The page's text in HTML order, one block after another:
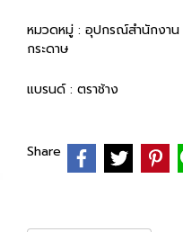
หมวดหมู่ : อุปกรณ์สำนักงาน
กระดาษ
แบรนด์ : ตราช้าง
Share